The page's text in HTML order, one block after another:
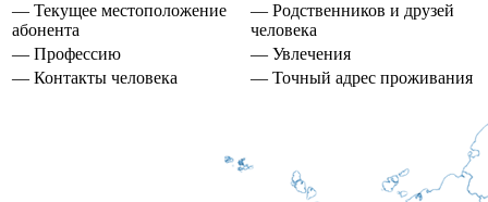
— Текущее местоположение
абонента
— Родственников и друзей
человека
— Профессию
— Увлечения
— Контакты человека
— Точный адрес проживания